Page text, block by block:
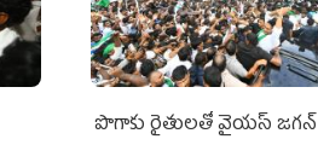
పొగాకు రైతుల‌తో వైయ‌స్ జ‌గ‌న్